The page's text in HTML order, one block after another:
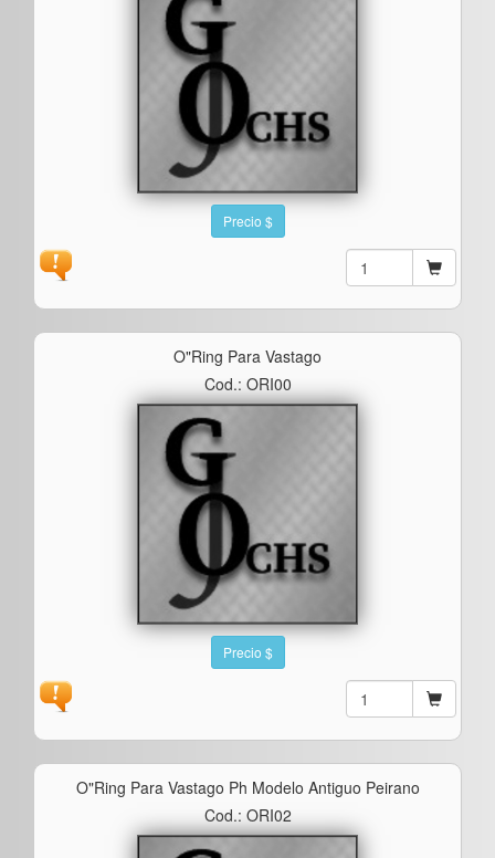
Precio $
O"ring Para Vastago
Cod.: ORI00
Precio $
O"ring Para Vastago Ph Modelo Antiguo Peirano
Cod.: ORI02